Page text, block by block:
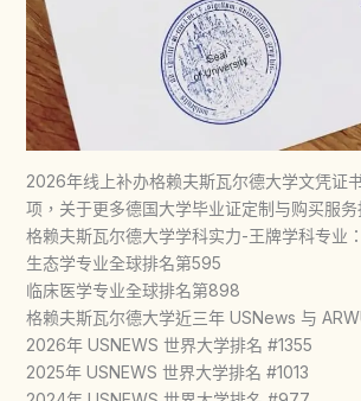
2026年线上补办格赖夫斯瓦尔德大学文凭证
项，关于更多德国大学毕业证定制与购买服务
格赖夫斯瓦尔德大学学科实力-王牌学科专业：
生态学专业全球排名第595
临床医学专业全球排名第898
格赖夫斯瓦尔德大学近三年 USNews 与
2026年 USNEWS 世界大学排名 #1355
2025年 USNEWS 世界大学排名 #1013